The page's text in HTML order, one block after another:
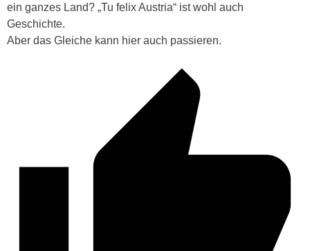
ein ganzes Land? „Tu felix Austria“ ist wohl auch
Geschichte.
Aber das Gleiche kann hier auch passieren.